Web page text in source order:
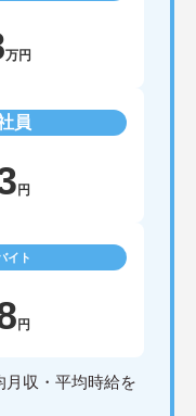
万円
員
円
イト
円
収・平均時給を